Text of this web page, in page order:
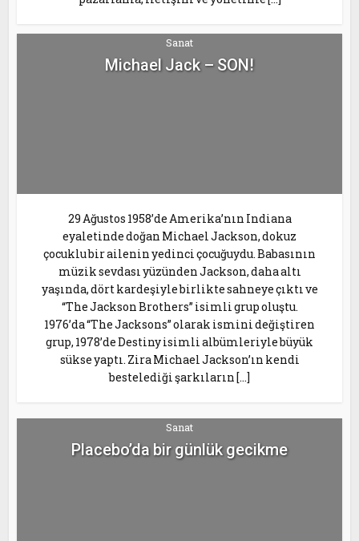
Sanat
Michael Jack – SON!
29 Ağustos 1958’de Amerika’nın Indiana
eyaletinde doğan Michael Jackson, dokuz
çocuklu bir ailenin yedinci çocuğuydu. Babasının
müzik sevdası yüzünden Jackson, daha altı
yaşında, dört kardeşiyle birlikte sahneye çıktı ve
“The Jackson Brothers” isimli grup oluştu.
1976’da “The Jacksons” olarak ismini değiştiren
grup, 1978’de Destiny isimli albümleriyle büyük
sükse yaptı. Zira Michael Jackson’ın kendi
bestelediği şarkıların […]
Sanat
Placebo’da bir günlük gecikme